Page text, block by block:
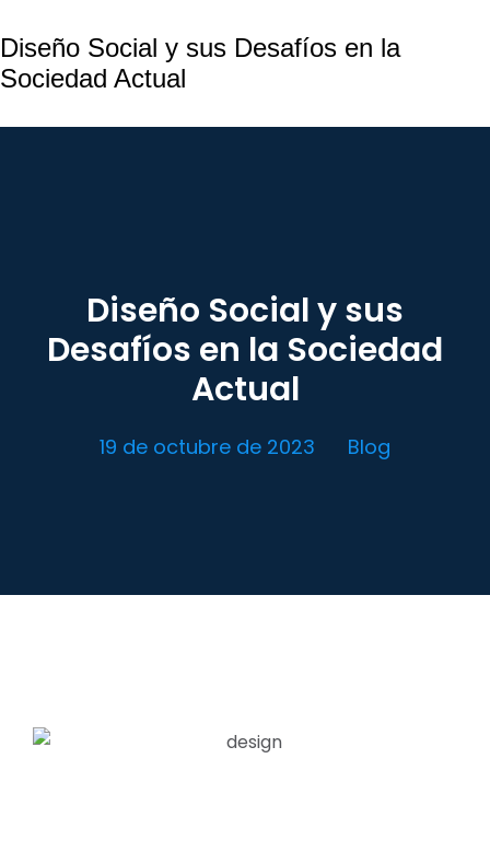
Diseño Social y sus Desafíos en la
Sociedad Actual
Diseño Social y sus
Desafíos en la Sociedad
Actual
19 de octubre de 2023 Blog